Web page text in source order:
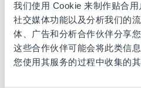
我们使用 Cookie 来制作贴合
社交媒体功能以及分析我们的
体、广告和分析合作伙伴分享
这些合作伙伴可能会将此类信
您使用其服务的过程中收集的其
RFID悬挂式服装通道机
悬挂衣物，并无缝集成
中，几乎不需要改造生
响降到最低。悬挂式通